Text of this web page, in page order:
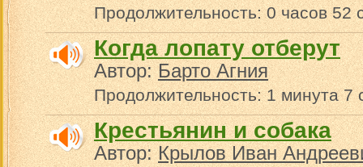
Продолжительность: 0 часов 52
Когда лопату отберут
Автор:Барто Агния
Продолжительность: 1 минута 7
Крестьянин и собака
Автор:Крылов Иван